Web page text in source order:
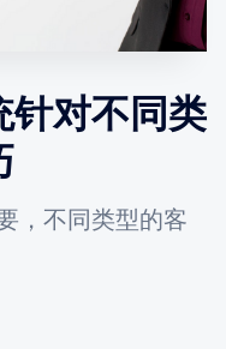
针对不同类
，不同类型的客